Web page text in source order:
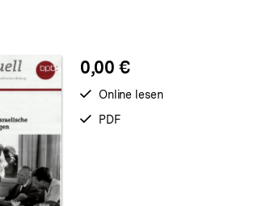
0,00 €
verfügbar
Online lesen
verfügbar
PDF